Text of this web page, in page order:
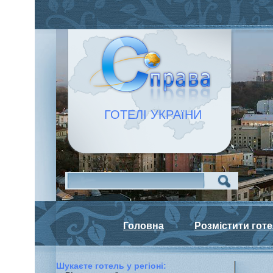
ГОТЕЛІ УКРАїНИ
Головна Розмістити
Шукаєте готель у регiонi: